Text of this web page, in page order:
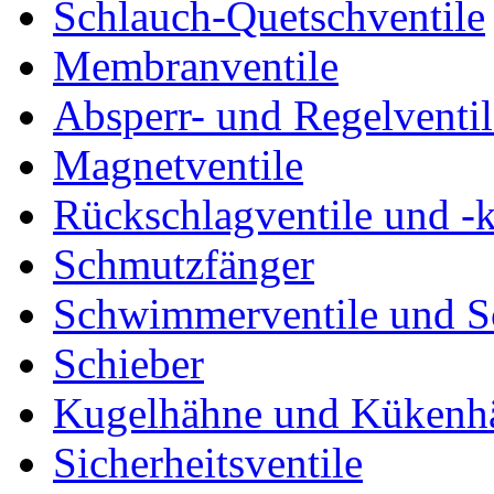
Schlauch-Quetschventile
Membranventile
Absperr- und
Magnetventile
Rückschlagventile und -
Schmutzfänger
Schwimmerventile und
Schieber
Kugelhähne und
Sicherheitsventile